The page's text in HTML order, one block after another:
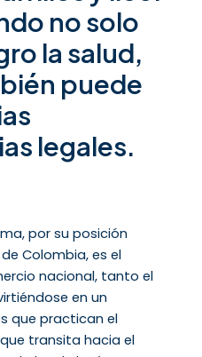
no solo
la salud,
puede
legales.
por su posición
Colombia, es el
nacional, tanto el
en un
que practican el
transita hacia el